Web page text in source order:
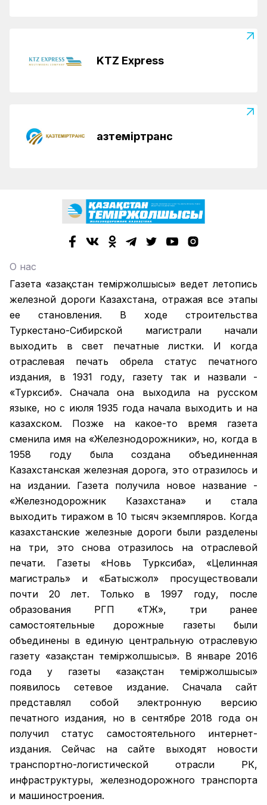
KTZ Express
Қазтеміртранс
О нас
Газета «Қазақстан теміржолшысы» ведет летопись
железной дороги Казахстана, отражая все этапы
ее становления. В ходе строительства
Туркестано-Сибирской магистрали начали
выходить в свет печатные листки. И когда
отраслевая печать обрела статус печатного
издания, в 1931 году, газету так и назвали -
«Турксиб». Сначала она выходила на русском
языке, но с июля 1935 года начала выходить и на
казахском. Позже на какое-то время газета
сменила имя на «Железнодорожники», но, когда в
1958 году была создана объединенная
Казахстанская железная дорога, это отразилось и
на издании. Газета получила новое название -
«Железнодорожник Казахстана» и стала
выходить тиражом в 10 тысяч экземпляров. Когда
казахстанские железные дороги были разделены
на три, это снова отразилось на отраслевой
печати. Газеты «Новь Турксиба», «Целинная
магистраль» и «Батысжол» просуществовали
почти 20 лет. Только в 1997 году, после
образования РГП «ҚТЖ», три ранее
самостоятельные дорожные газеты были
объединены в единую центральную отраслевую
газету «Қазақстан темiржолшысы». В январе 2016
года у газеты «Қазақстан теміржолшысы»
появилось сетевое издание. Сначала сайт
представлял собой электронную версию
печатного издания, но в сентябре 2018 года он
получил статус самостоятельного интернет-
издания. Сейчас на сайте выходят новости
транспортно-логистической отрасли РК,
инфраструктуры, железнодорожного транспорта
и машиностроения.